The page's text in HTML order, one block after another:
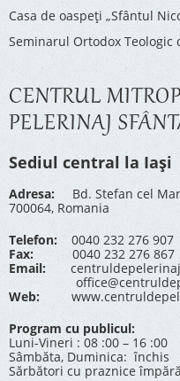
Casa de oaspeți „Sfântul
Seminarul Ortodox Teologic
CENTRUL
PELERINAJ
Sediul central la Iași
Adresa: Bd. Stefan cel
700064, Romania
Telefon: 0040 232 276 907
Fax: 0040 232 276 867
Email:
Web:
Program cu publicul:
Luni-Vineri : 08 :00 – 16 :00
Sâmbăta, Duminica: închis
Sărbători cu praznice